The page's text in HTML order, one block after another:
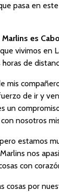
pasa en
Marlins es
vivimos en
de
mis
de ir y
un
nosotros
estamos
nos
con
cosas por